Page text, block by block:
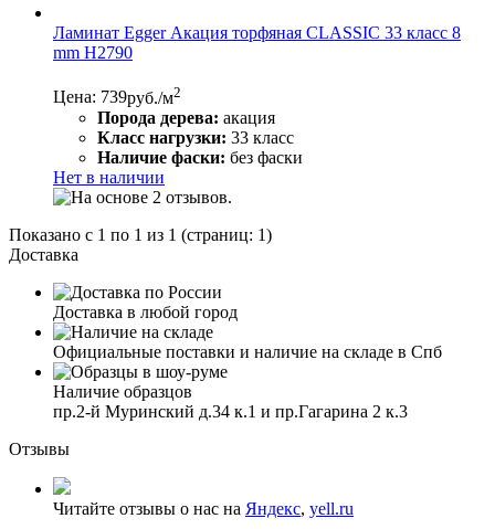
Ламинат Egger Акация торфяная CLASSIC 33 класс 8
mm Н2790
Цена: 739руб./м2
Порода дерева: акация
Класс нагрузки: 33 класс
Наличие фаски: без фаски
Нет в наличии
Показано с 1 по 1 из 1 (страниц: 1)
Доставка
Доставка в любой город
Официальные поставки и наличие на складе в Спб
Наличие образцов
пр.2-й Муринский д.34 к.1 и пр.Гагарина 2 к.3
Отзывы
Читайте отзывы о нас на Яндекс, yell.ru